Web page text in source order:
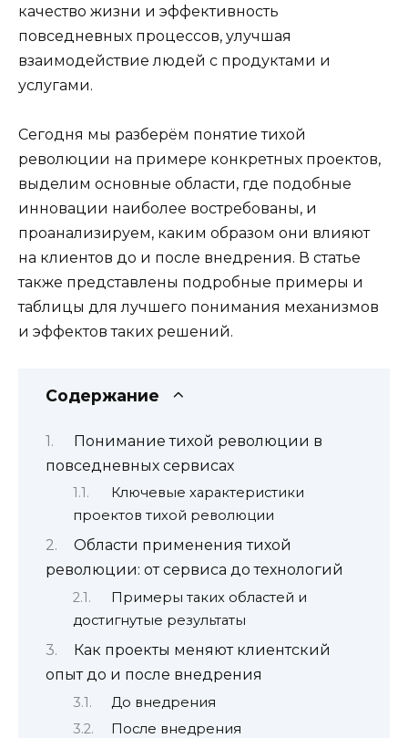
качество жизни и эффективность
повседневных процессов, улучшая
взаимодействие людей с продуктами и
услугами.
Сегодня мы разберём понятие тихой
революции на примере конкретных проектов,
выделим основные области, где подобные
инновации наиболее востребованы, и
проанализируем, каким образом они влияют
на клиентов до и после внедрения. В статье
также представлены подробные примеры и
таблицы для лучшего понимания механизмов
и эффектов таких решений.
Содержание
Понимание тихой революции в
повседневных сервисах
Ключевые характеристики
проектов тихой революции
Области применения тихой
революции: от сервиса до технологий
Примеры таких областей и
достигнутые результаты
Как проекты меняют клиентский
опыт до и после внедрения
До внедрения
После внедрения